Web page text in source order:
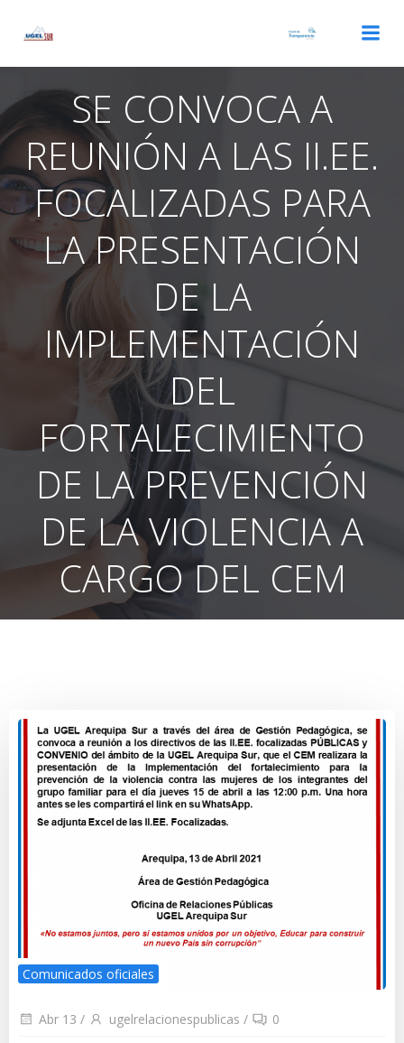
SE CONVOCA A
REUNIÓN A LAS II.EE.
FOCALIZADAS PARA
LA PRESENTACIÓN
DE LA
IMPLEMENTACIÓN
DEL
FORTALECIMIENTO
DE LA PREVENCIÓN
DE LA VIOLENCIA A
CARGO DEL CEM
Comunicados oficiales
Abr 13 / ugelrelacionespublicas / 0